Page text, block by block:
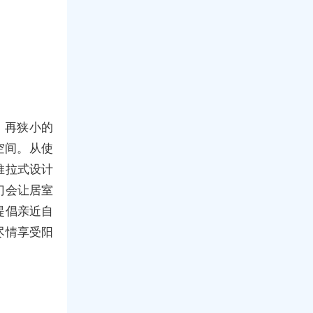
再狭小的
间。从使
拉式设计
会让居室
倡亲近自
情享受阳